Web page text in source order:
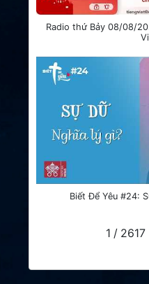
Radio thứ Bảy 08/08/
Biết Để Yêu #24:
1 / 2617